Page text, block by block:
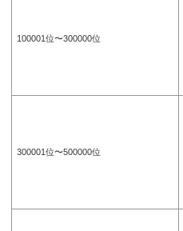
100001位〜300000位
300001位〜500000位